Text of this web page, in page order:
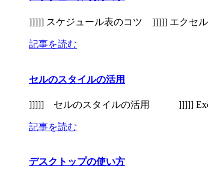
]]]]] スケジュール表のコツ ]]]]] エクセル
記事を読む
セルのスタイルの活用
]]]]] セルのスタイルの活用 ]]]]] Excel
記事を読む
デスクトップの使い方